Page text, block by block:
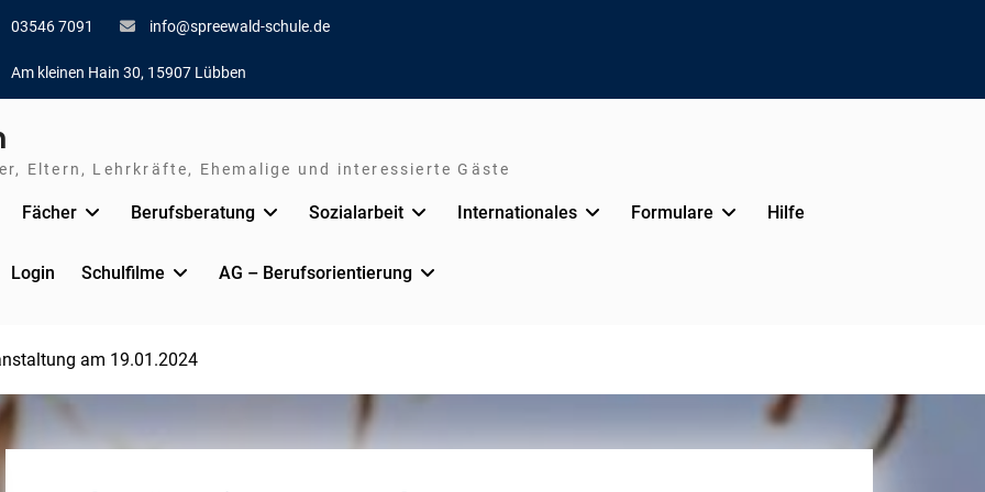
03546 7091 info@spreewald-schule.de
Am kleinen Hain 30, 15907 Lübben
Eltern, Lehrkräfte, Ehemalige und interessierte Gäste
Fächer Berufsberatung Sozialarbeit Internationales Formulare Hilfe
Login Schulfilme AG – Berufsorientierung
am 19.01.2024